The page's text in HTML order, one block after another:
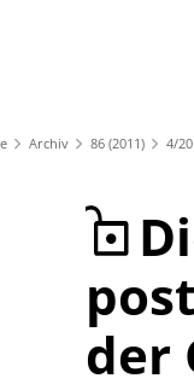
Archiv 86 (2011) 4/
der